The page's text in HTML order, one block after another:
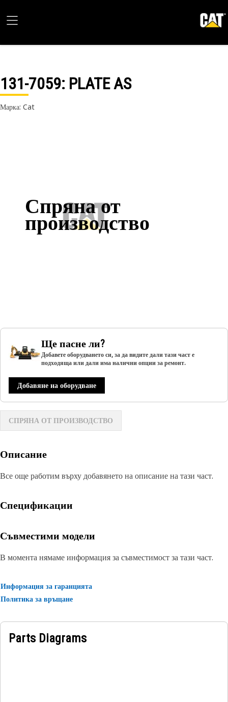
131-7059: PLATE AS
Марка: Cat
Спряна от
производство
Ще пасне ли?
Добавете оборудването си, за да видите дали тази част е
подходяща или дали има налични опции за ремонт.
Добавяне на оборудване
СПРЯНА ОТ ПРОИЗВОДСТВО
Описание
Все още работим върху добавянето на описание на тази част.
Спецификации
Съвместими модели
В момента нямаме информация за съвместимост за тази част.
Информация за гаранцията
Политика за връщане
Parts Diagrams